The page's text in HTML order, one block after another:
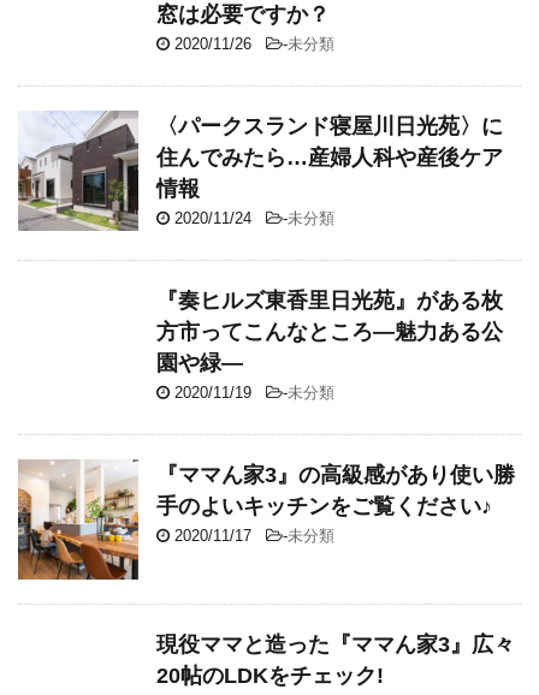
窓は必要ですか？
2020/11/26 -未分類
〈パークスランド寝屋川日光苑〉に
住んでみたら…産婦人科や産後ケア
情報
2020/11/24 -未分類
『奏ヒルズ東香里日光苑』がある枚
方市ってこんなところ―魅力ある公
園や緑―
2020/11/19 -未分類
『ママん家3』の高級感があり使い勝
手のよいキッチンをご覧ください♪
2020/11/17 -未分類
現役ママと造った『ママん家3』広々
20帖のLDKをチェック!